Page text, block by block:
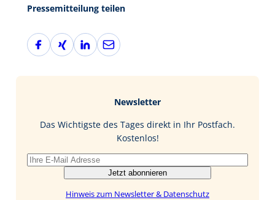
Pressemitteilung teilen
F
a
X
i
L
i
I
E
-
Newsletter
Das Wichtigste des Tages direkt in Ihr Postfach.
Kostenlos!
Jetzt abonnieren
Hinweis zum Newsletter & Datenschutz